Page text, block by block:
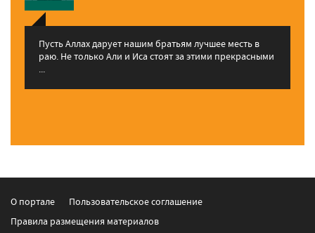
Пусть Аллах дарует нашим братьям лучшее месть в
раю. Не только Али и Иса стоят за этими прекрасными
...
О портале
Пользовательское соглашение
Правила размещения материалов